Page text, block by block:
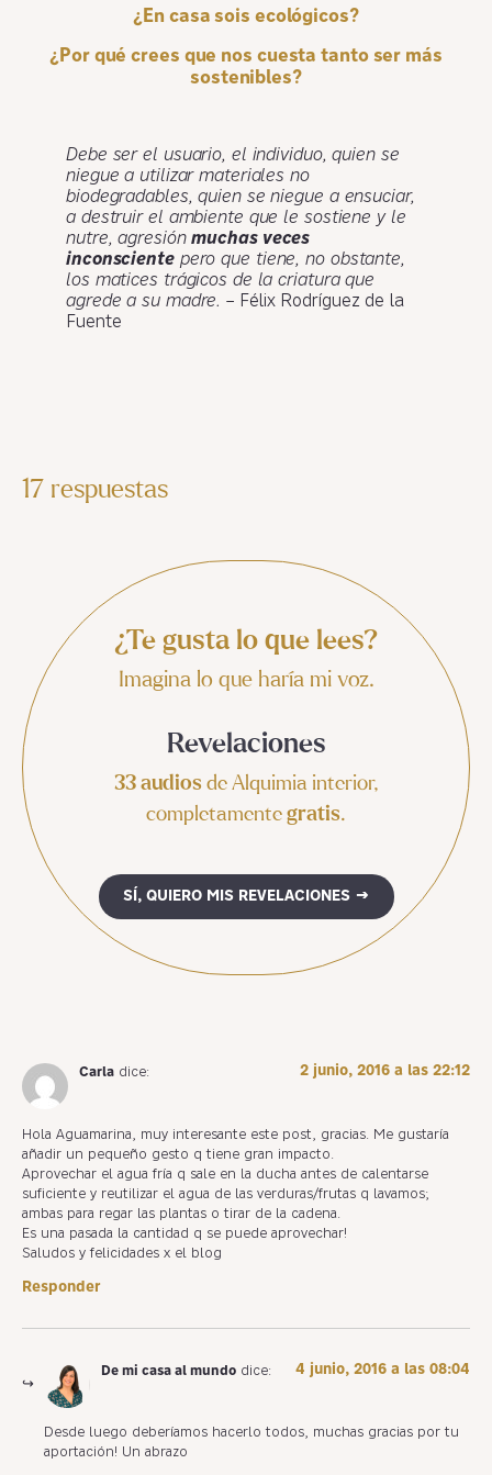
¿En casa sois ecológicos?
¿Por qué crees que nos cuesta tanto ser más
sostenibles?
Debe ser el usuario, el individuo, quien se
niegue a utilizar materiales no
biodegradables, quien se niegue a ensuciar,
a destruir el ambiente que le sostiene y le
nutre, agresiónmuchas veces
inconscientepero que tiene, no obstante,
los matices trágicos de la criatura que
agrede a su madre. – Félix Rodríguez de la
Fuente
17 respuestas
¿Te gusta lo que lees?
Imagina lo que haría mi voz.
Revelaciones
33 audiosde Alquimia interior,
completamente gratis.
SÍ, QUIERO MIS REVELACIONES →
Carla dice: 2 junio, 2016 a las 22:12
Hola Aguamarina, muy interesante este post, gracias. Me gustaría
añadir un pequeño gesto q tiene gran impacto.
Aprovechar el agua fría q sale en la ducha antes de calentarse
suficiente y reutilizar el agua de las verduras/frutas q lavamos;
ambas para regar las plantas o tirar de la cadena.
Es una pasada la cantidad q se puede aprovechar!
Saludos y felicidades x el blog
Responder
De mi casa al mundo dice: 4 junio, 2016 a las 08:04
Desde luego deberíamos hacerlo todos, muchas gracias por tu
aportación! Un abrazo